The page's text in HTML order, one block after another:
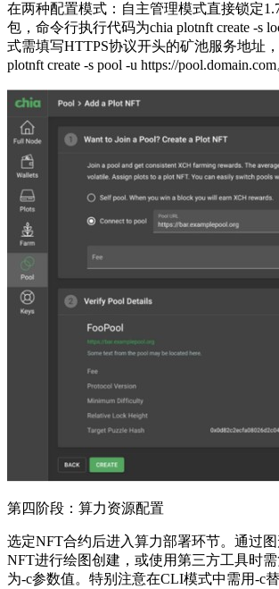
在两种配置模式：自主管理模式直接锁定
包，命令行执行代码为chia plotnft create -s
式需填写HTTPS协议开头的矿池服务地址
plotnft create -s pool -u https://pool.domain.com
第四阶段：算力资源配置
选定NFT合约后进入算力部署环节。通过
NFT进行绘图创建，或使用第三方工具时
为-c参数值。特别注意在CLI模式中需用-c